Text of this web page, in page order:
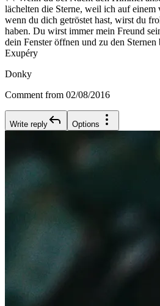
lächelten die Sterne, weil ich auf
wenn du dich getröstet hast, wirst du
haben. Du wirst immer mein Freund
dein Fenster öffnen und zu den
Exupéry
Donky
Comment from 02/08/2016
Write reply Options